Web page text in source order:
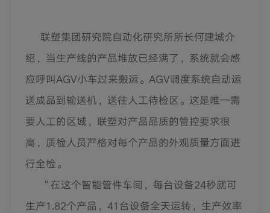
联塑集团研究院自动化研究所所长何建城介
绍，当生产线的产品堆放已经满了，系统就会感
应呼叫AGV小车过来搬运。AGV调度系统自动运
送成品到输送机，送往人工待检区。这是唯一需
要人工的区域，联塑对产品品质的管控要求很
高，质检人员严格对每个产品的外观质量方面进
行全检。
“在这个智能管件车间，每台设备24秒就可
生产1.82个产品，41台设备全天运转，生产效率